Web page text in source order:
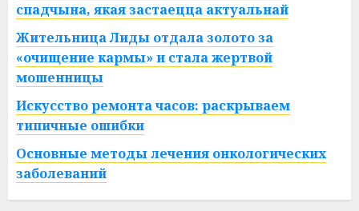
спадчына, якая застаецца актуальнай
Жительница Лиды отдала золото за
«очищение кармы» и стала жертвой
мошенницы
Искусство ремонта часов: раскрываем
типичные ошибки
Основные методы лечения онкологических
заболеваний